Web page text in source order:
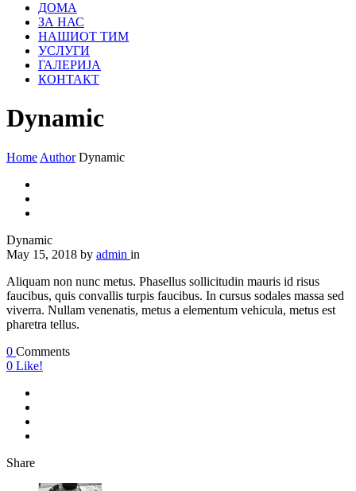
ДОМА
ЗА НАС
НАШИОТ ТИМ
УСЛУГИ
ГАЛЕРИЈА
КОНТАКТ
Dynamic
Home Author Dynamic
Dynamic
May 15, 2018 by admin in
Aliquam non nunc metus. Phasellus sollicitudin mauris id risus
faucibus, quis convallis turpis faucibus. In cursus sodales massa sed
viverra. Nullam venenatis, metus a elementum vehicula, metus est
pharetra tellus.
0 Comments
0 Like!
Share